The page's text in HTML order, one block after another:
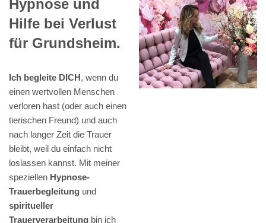
Hypnose und
Hilfe bei Verlust
für Grundsheim.
Ich begleite DICH, wenn du
einen wertvollen Menschen
verloren hast (oder auch einen
tierischen Freund) und auch
nach langer Zeit die Trauer
bleibt, weil du einfach nicht
loslassen kannst. Mit meiner
speziellen Hypnose-
Trauerbegleitung und
spiritueller
Trauerverarbeitung bin ich